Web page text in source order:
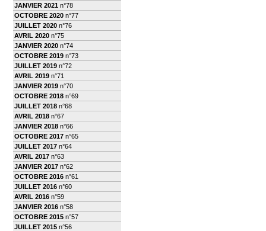
JANVIER 2021 n°78
OCTOBRE 2020 n°77
JUILLET 2020 n°76
AVRIL 2020 n°75
JANVIER 2020 n°74
OCTOBRE 2019 n°73
JUILLET 2019 n°72
AVRIL 2019 n°71
JANVIER 2019 n°70
OCTOBRE 2018 n°69
JUILLET 2018 n°68
AVRIL 2018 n°67
JANVIER 2018 n°66
OCTOBRE 2017 n°65
JUILLET 2017 n°64
AVRIL 2017 n°63
JANVIER 2017 n°62
OCTOBRE 2016 n°61
JUILLET 2016 n°60
AVRIL 2016 n°59
JANVIER 2016 n°58
OCTOBRE 2015 n°57
JUILLET 2015 n°56